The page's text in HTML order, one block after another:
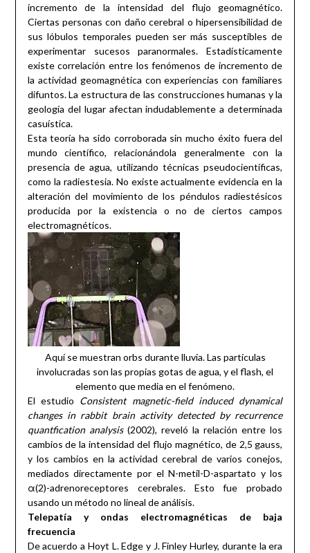
incremento de la intensidad del flujo geomagnético.
Ciertas personas con daño cerebral o hipersensibilidad de
sus lóbulos temporales pueden ser más susceptibles de
experimentar sucesos paranormales. Estadísticamente
existe correlación entre los fenómenos de incremento de
la actividad geomagnética con experiencias con familiares
difuntos. La estructura de las construcciones humanas y la
geología del lugar afectan indudablemente a determinada
casuística.
Esta teoría ha sido corroborada sin mucho éxito fuera del
mundo científico, relacionándola generalmente con la
presencia de agua, utilizando técnicas pseudocientíficas,
como la radiestesia. No existe actualmente evidencia en la
alteración del movimiento de los péndulos radiestésicos
producida por la existencia o no de ciertos campos
electromagnéticos.
Aquí se muestran orbs durante lluvia. Las partículas
involucradas son las propias gotas de agua, y el flash, el
elemento que media en el fenómeno.
El estudio Consistent magnetic-field induced dynamical
changes in rabbit brain activity detected by recurrence
quantfication analysis(2002), reveló la relación entre los
cambios de la intensidad del flujo magnético, de 2,5 gauss,
y los cambios en la actividad cerebral de varios conejos,
mediados directamente por el N-metil-D-aspartato y los
α(2)-adrenoreceptores cerebrales. Esto fue probado
usando un método no lineal de análisis.
Telepatía y ondas electromagnéticas de baja
frecuencia
De acuerdo a Hoyt L. Edge y J. Finley Hurley, durante la era